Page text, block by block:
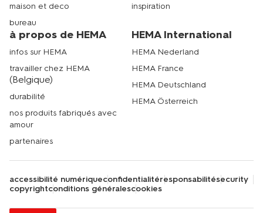
maison et deco
bureau
inspiration
à propos de HEMA
infos sur HEMA
travailler chez HEMA
(Belgique)
durabilité
nos produits fabriqués avec
amour
partenaires
HEMA International
HEMA Nederland
HEMA France
HEMA Deutschland
HEMA Österreich
accessibilité numériqueconfidentialitéresponsabilitésecurity
copyrightconditions généralescookies